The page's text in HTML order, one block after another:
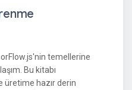
temellerine
Bu kitabı
üretime hazır derin